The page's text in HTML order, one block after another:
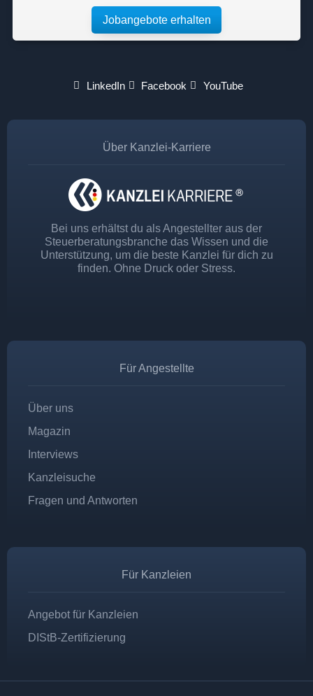
Jobangebote erhalten
LinkedIn Facebook YouTube
Über Kanzlei-Karriere
Bei uns erhältst du als Angestellter aus der
Steuerberatungsbranche das Wissen und die
Unterstützung, um die beste Kanzlei für dich zu
finden. Ohne Druck oder Stress.
Für Angestellte
Über uns
Magazin
Interviews
Kanzleisuche
Fragen und Antworten
Für Kanzleien
Angebot für Kanzleien
DIStB-Zertifizierung